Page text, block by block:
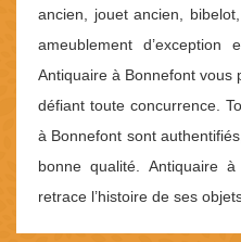
ancien, jouet ancien,
ameublement
Antiquaire à Bonnefont vous
défiant toute concurrence.
à Bonnefont sont
bonne qualité. Antiquaire
retrace l’histoire de ses